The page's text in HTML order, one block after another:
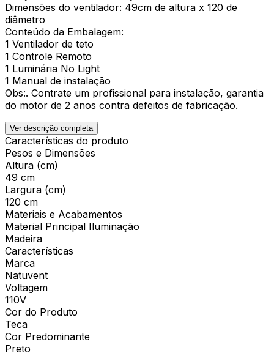
Dimensões do ventilador: 49cm de altura x 120 de
diâmetro
Conteúdo da Embalagem:
1 Ventilador de teto
1 Controle Remoto
1 Luminária No Light
1 Manual de instalação
Obs:. Contrate um profissional para instalação, garantia
do motor de 2 anos contra defeitos de fabricação.
Ver descrição completa
Características do produto
Pesos e Dimensões
Altura (cm)
49 cm
Largura (cm)
120 cm
Materiais e Acabamentos
Material Principal Iluminação
Madeira
Características
Marca
Natuvent
Voltagem
110V
Cor do Produto
Teca
Cor Predominante
Preto